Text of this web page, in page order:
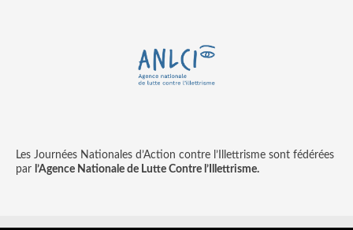
Les Journées Nationales d’Action contre l’Illettrisme sont fédérées
par l’Agence Nationale de Lutte Contre l’Illettrisme.